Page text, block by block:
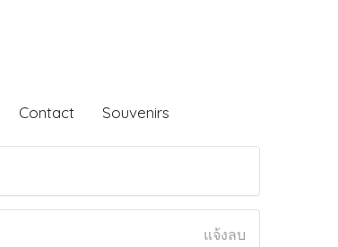
Contact Souvenirs
แจ้งลบ